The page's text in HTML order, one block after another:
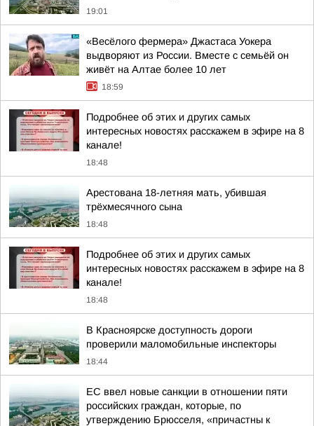
19:01
«Весёлого фермера» Джастаса Уокера
выдворяют из России. Вместе с семьёй он
живёт на Алтае более 10 лет
18:59
Подробнее об этих и других самых
интересных новостях расскажем в эфире на 8
канале!
18:48
Арестована 18-летняя мать, убившая
трёхмесячного сына
18:48
Подробнее об этих и других самых
интересных новостях расскажем в эфире на 8
канале!
18:48
В Красноярске доступность дороги
проверили маломобильные инспекторы
18:44
ЕС ввел новые санкции в отношении пяти
российских граждан, которые, по
утверждению Брюсселя, «причастны к